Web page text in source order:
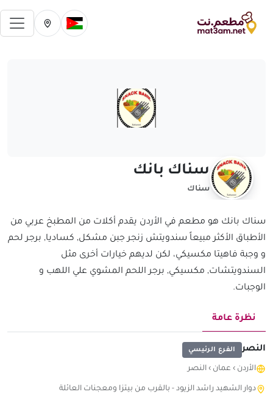
تغيير الدولة الحالية
تغيير المدينة
سناك بانك
سناك
سناك بانك هو مطعم في الأردن يقدم أكلات من المطبخ عربي من
الأطباق الأكثر مبيعاً سندويتش زنجر جبن مشكل, كساديا, برجر لحم
و وجبة فاهيتا مكسيكي، لكن لديهم خيارات أخرى مثل
السندويتشات, مكسيكي, برجر اللحم المشوي علي اللهب و
الوجبات.
نظرة عامة
النصر الفرع الرئيسي
الأردن › عمان › النصر
دوار الشهيد راشد الزيود - بالقرب من بيتزا ومعجنات العائلة